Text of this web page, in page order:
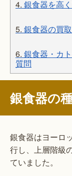
4. 銀食器を高
5. 銀食器の買
6. 銀食器・カ
質問
銀食器の
銀食器はヨーロ
行し、上層階級
ていました。